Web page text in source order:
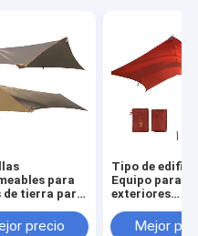
para
de tierra para
precio
Tipo de
Equipo para
exteriores
basada en la
Mejor